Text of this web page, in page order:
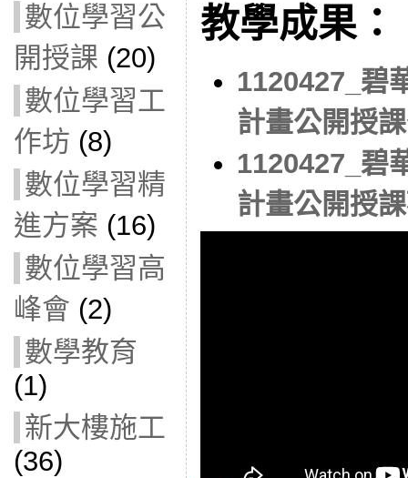
數位學習公
開授課 (20)
數位學習工
作坊 (8)
數位學習精
進方案 (16)
數位學習高
峰會 (2)
數學教育
(1)
新大樓施工
(36)
教學成果：
1120427_碧
計畫公開授
1120427_碧
計畫公開授